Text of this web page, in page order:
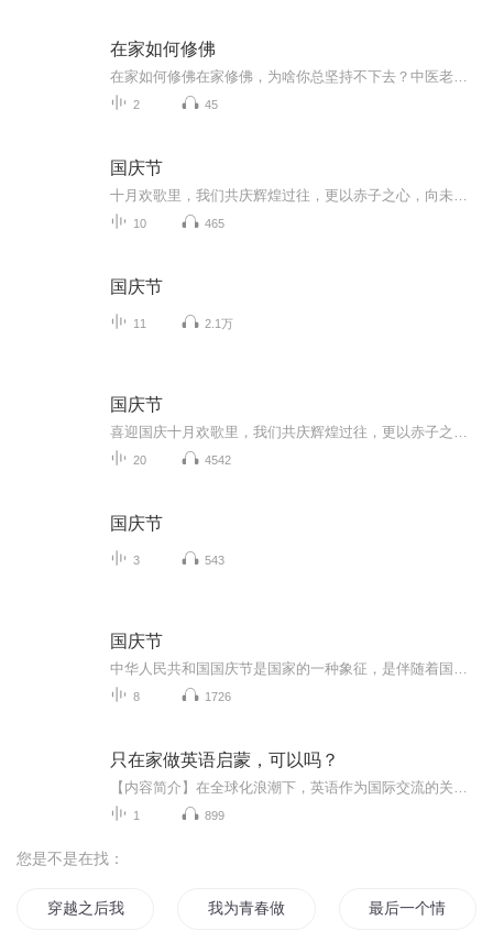
在家如何修佛
2 45
国庆节
10 465
国庆节
11 2.1万
国庆节
20 4542
国庆节
3 543
国庆节
8 1726
只在家做英语启蒙，可以吗？
1 899
您是不是在找：
穿越之后我做了些什么 我为青春做什么 最后一个情人节